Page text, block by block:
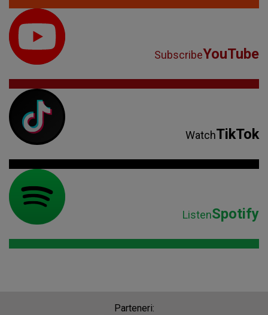
SubscribeYouTube
WatchTikTok
ListenSpotify
Parteneri: